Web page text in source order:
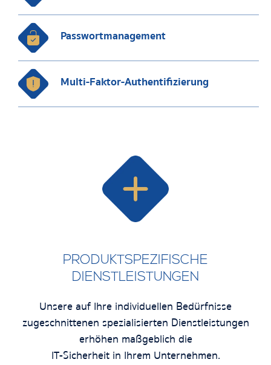
Passwortmanagement
Multi-Faktor-Authentifizierung
PRODUKTSPEZIFISCHE
DIENSTLEISTUNGEN
Unsere auf Ihre individuellen Bedürfnisse
zugeschnittenen spezialisierten Dienstleistungen
erhöhen maßgeblich die
IT-Sicherheit in Ihrem Unternehmen.